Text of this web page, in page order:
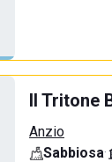
Il Tritone
Anzio
Sabbiosa·